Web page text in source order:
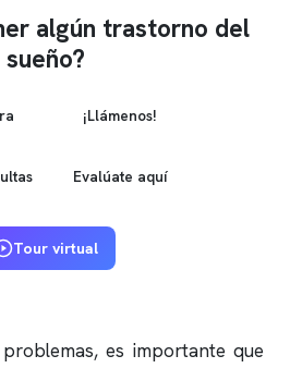
algún trastorno del
sueño?
¡Llámenos!
Evalúate aquí
Tour virtual
es importante que